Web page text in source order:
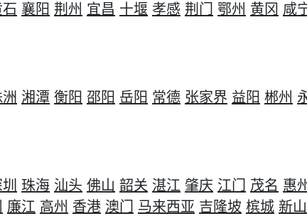
襄阳 荆州 宜昌 十堰 孝感 荆门 鄂州 黄冈 咸
湘潭 衡阳 邵阳 岳阳 常德 张家界 益阳 郴州
珠海 汕头 佛山 韶关 湛江 肇庆 江门 茂名 惠
廉江 高州 香港 澳门 马来西亚 吉隆坡 槟城 新山